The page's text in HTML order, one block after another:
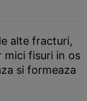
alte fracturi,
mici fisuri in os
si formeaza